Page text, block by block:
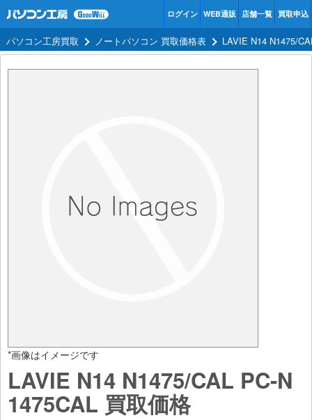
ログイン WEB通販 店舗一覧 買取申込
パソコン工房買取 ノートパソコン 買取価格表 LAVIE N14 N1475/
*画像はイメージです
LAVIE N14 N1475/CAL PC-N
1475CAL 買取価格